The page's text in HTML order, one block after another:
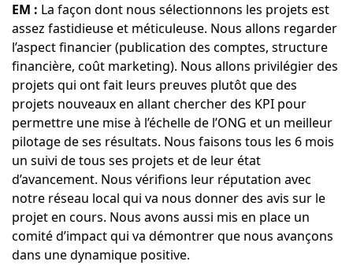
EM : La façon dont nous sélectionnons les projets est
assez fastidieuse et méticuleuse. Nous allons regarder
l’aspect financier (publication des comptes, structure
financière, coût marketing). Nous allons privilégier des
projets qui ont fait leurs preuves plutôt que des
projets nouveaux en allant chercher des KPI pour
permettre une mise à l’échelle de l’ONG et un meilleur
pilotage de ses résultats. Nous faisons tous les 6 mois
un suivi de tous ses projets et de leur état
d’avancement. Nous vérifions leur réputation avec
notre réseau local qui va nous donner des avis sur le
projet en cours. Nous avons aussi mis en place un
comité d’impact qui va démontrer que nous avançons
dans une dynamique positive.